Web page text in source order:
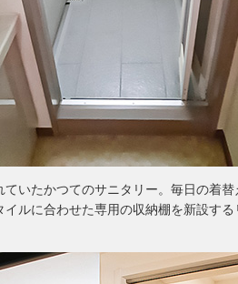
いたかつてのサニタリー。毎日の着
ルに合わせた専用の収納棚を新設す